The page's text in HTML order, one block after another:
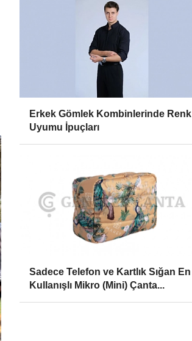
Erkek Gömlek Kombinlerinde Renk
Uyumu İpuçları
Sadece Telefon ve Kartlık Sığan En
Kullanışlı Mikro (Mini) Çanta...